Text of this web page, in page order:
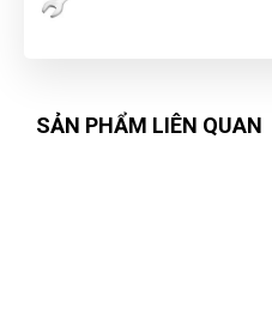
đi đâu cũng thấy bên đây.
SẢN PHẨM LIÊN QUAN